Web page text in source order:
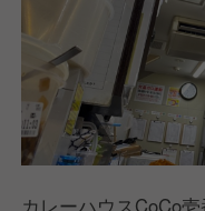
カレーハウスCoCo